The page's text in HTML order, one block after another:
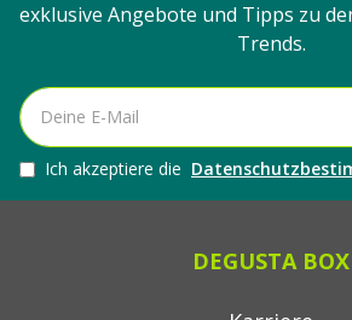
exklusive Angebote und Tipps zu
Trends.
Ich akzeptiere die
DEGUSTA BOX